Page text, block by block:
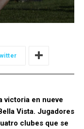
victoria en nueve
Vista. Jugadores
clubes que se